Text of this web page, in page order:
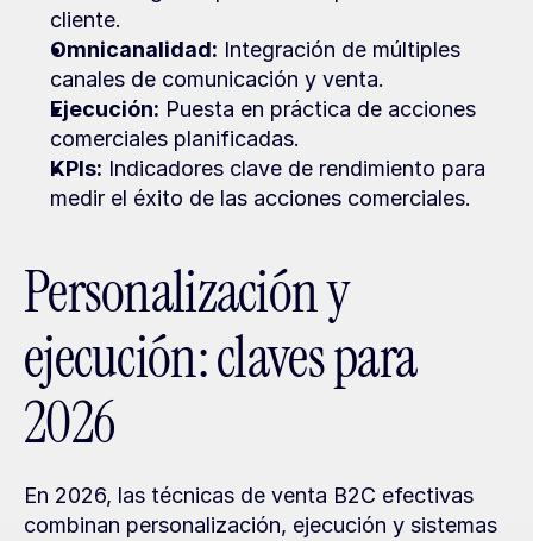
cliente.
Omnicanalidad: Integración de múltiples
canales de comunicación y venta.
Ejecución: Puesta en práctica de acciones
comerciales planificadas.
KPIs: Indicadores clave de rendimiento para
medir el éxito de las acciones comerciales.
Personalización y
ejecución: claves para
2026
En 2026, las técnicas de venta B2C efectivas
combinan personalización, ejecución y sistemas